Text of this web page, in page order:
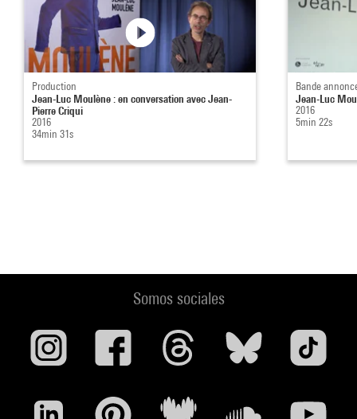
Production
Jean-Luc Moulène : en conversation avec Jean-
Pierre Criqui
2016
34min 31s
Bande
Jean-Luc
2016
5min 22s
Somos sociales